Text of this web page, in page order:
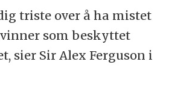
triste over å ha mistet
som beskyttet
sier Sir Alex Ferguson i